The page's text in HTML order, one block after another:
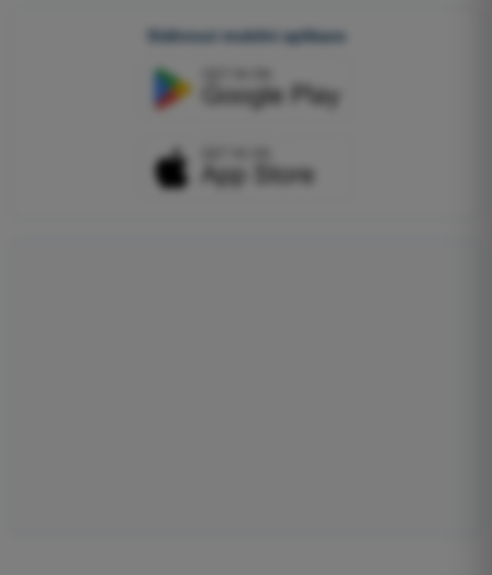
Stáhnout mobilní aplikace